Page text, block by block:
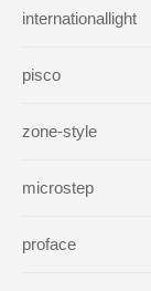
internationallight
pisco
zone-style
microstep
proface